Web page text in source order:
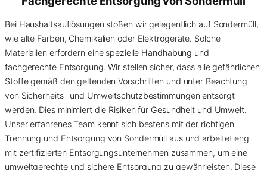
Bei Haushaltsauflösungen stoßen wir gelegentlich auf Sondermüll,
wie alte Farben, Chemikalien oder Elektrogeräte. Solche
Materialien erfordern eine spezielle Handhabung und
fachgerechte Entsorgung. Wir stellen sicher, dass alle gefährlichen
Stoffe gemäß den geltenden Vorschriften und unter Beachtung
von Sicherheits- und Umweltschutzbestimmungen entsorgt
werden. Dies minimiert die Risiken für Gesundheit und Umwelt.
Unser erfahrenes Team kennt sich bestens mit der richtigen
Trennung und Entsorgung von Sondermüll aus und arbeitet eng
mit zertifizierten Entsorgungsunternehmen zusammen, um eine
umweltgerechte und sichere Entsorgung zu gewährleisten. Diese